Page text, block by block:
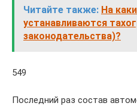
Читайте также: На
устанавливаются
законодательства)?
549
Последний раз состав